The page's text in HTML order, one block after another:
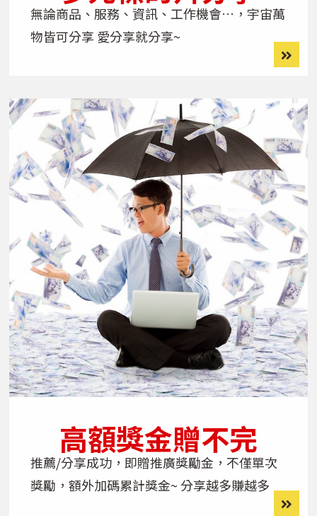
無論商品、服務、資訊、工作機會…，宇宙萬
物皆可分享 愛分享就分享~
高額獎金贈不完
推薦/分享成功，即贈推廣獎勵金，不僅單次
獎勵，額外加碼累計獎金~ 分享越多賺越多